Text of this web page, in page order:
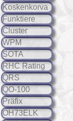
Koskenkorva
Funktiere
Cluster
WPM
SOTA
RHC Rating
QRS
QO-100
Präfix
OH73ELK